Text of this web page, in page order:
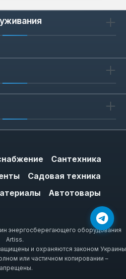
Сантехника
Садовая техника
Автотовары
энергосберегающего оборудования
Artiss.
и охраняются законом Украины
или частичном копировании –